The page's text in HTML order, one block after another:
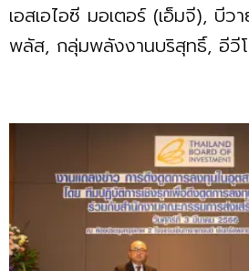
เอสเอไอซี มอเตอร์ (เอ็มจี), บี
พลัส, กลุ่มพลังงานบริสุทธิ์, อีวีโ